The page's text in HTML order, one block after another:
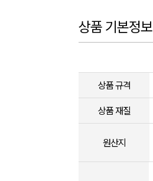
상품 기본정보
상품 규격
상품 재질
원산지